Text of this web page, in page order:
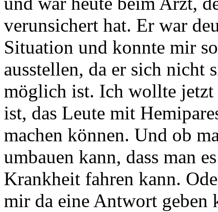
verunsichert hat. Er war
Situation und konnte mir
ausstellen, da er sich nicht
möglich ist. Ich wollte jetzt
ist, das Leute mit
machen können. Und ob
umbauen kann, dass man
Krankheit fahren kann.
mir da eine Antwort geben